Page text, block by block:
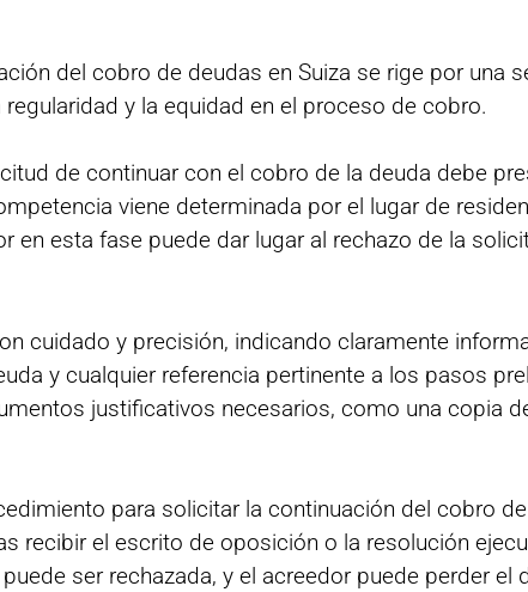
del cobro de deudas en Suiza se rige por una
y la equidad en el proceso de cobro.
de continuar con el cobro de la deuda debe
viene determinada por el lugar de
en esta fase puede dar lugar al rechazo de la
cuidado y precisión, indicando claramente
y cualquier referencia pertinente a los pasos
justificativos necesarios, como una copia
para solicitar la continuación del cobro
recibir el escrito de oposición o la resolución
ser rechazada, y el acreedor puede perder el